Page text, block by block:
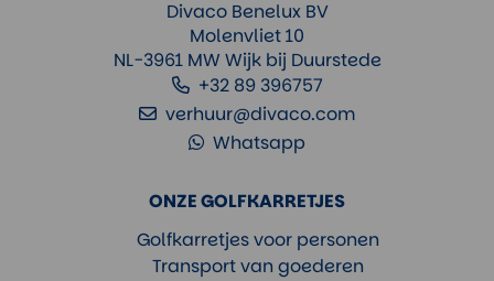
ONZE GOLFKARRETJES
Golfkarretjes voor personen
Transport van goederen
Divaco Benelux BV
Molenvliet 10
NL-3961 MW Wijk bij Duurstede
+32 89 396757
verhuur@divaco.com
Whatsapp